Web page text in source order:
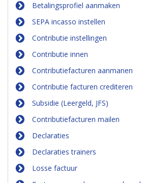
Betalingsprofiel aanmaken
SEPA incasso instellen
Contributie instellingen
Contributie innen
Contributiefacturen aanmanen
Contributie facturen crediteren
Subsidie (Leergeld, JFS)
Contributiefacturen mailen
Declaraties
Declaraties trainers
Losse factuur